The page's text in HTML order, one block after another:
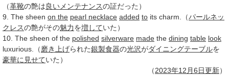
（革靴の艶は良い メンテナンスの証だった）
9. The sheen on the pearl necklace added to its charm.（パールネッ
クレスの艶がその魅力を増していた）
10. The sheen of the polished silverware made the dining table look
luxurious.（磨き上げられた銀製食器の光沢がダイニングテーブルを
豪華に 見せていた）
（2023年12月6日更新）